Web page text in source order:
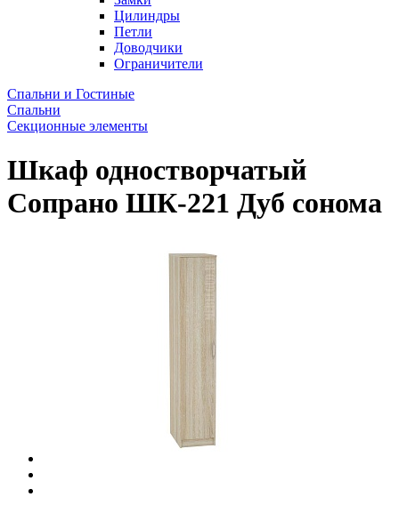
Цилиндры
Петли
Доводчики
Ограничители
Спальни и Гостиные
Спальни
Секционные элементы
Шкаф одностворчатый
Сопрано ШК-221 Дуб сонома